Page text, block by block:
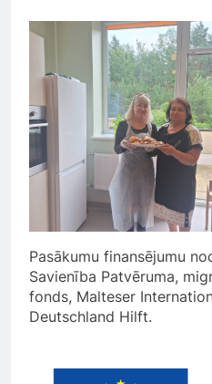
Pasākumu finansējumu
Savienība Patvēruma,
fonds, Malteser
Deutschland Hilft.